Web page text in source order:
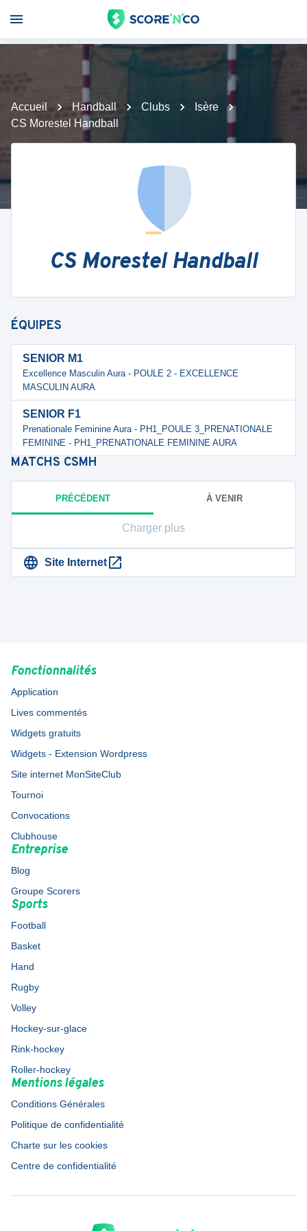
Accueil Handball Clubs
Isère
CS Morestel Handball
CS Morestel Handball
ÉQUIPES
SENIOR M1
Excellence Masculin Aura - POULE 2 - EXCELLENCE
MASCULIN AURA
SENIOR F1
Prenationale Feminine Aura - PH1_POULE 3_PRENATIONALE
FEMININE - PH1_PRENATIONALE FEMININE AURA
MATCHS CSMH
PRÉCÉDENT À VENIR
Charger plus
Site Internet
Fonctionnalités
Application
Lives commentés
Widgets gratuits
Widgets - Extension Wordpress
Site internet MonSiteClub
Tournoi
Convocations
Clubhouse
Entreprise
Blog
Groupe Scorers
Sports
Football
Basket
Hand
Rugby
Volley
Hockey-sur-glace
Rink-hockey
Roller-hockey
Mentions légales
Conditions Générales
Politique de confidentialité
Charte sur les cookies
Centre de confidentialité